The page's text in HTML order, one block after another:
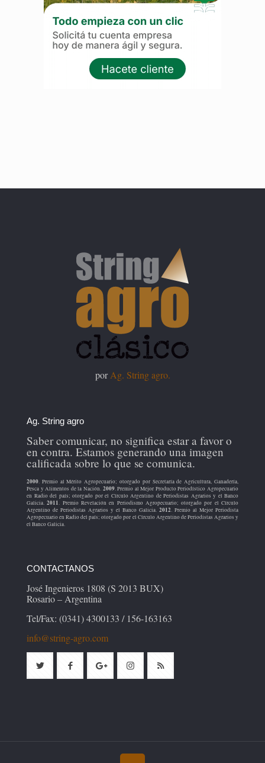
porAg. String agro.
Ag. String agro
Saber comunicar, no significa estar a favor o
en contra. Estamos generando una imagen
calificada sobre lo que se comunica.
2000. Premio al Mérito Agropecuario; otorgado por Secretaría de Agricultura, Ganadería,
Pesca y Alimentos de la Nación. 2009. Premio al Mejor Producto Periodístico Agropecuario
en Radio del país; otorgado por el Círculo Argentino de Periodistas Agrarios y el Banco
Galicia.2011. Premio Revelación en Periodismo Agropecuario; otorgado por el Círculo
Argentino de Periodistas Agrarios y el Banco Galicia. 2012. Premio al Mejor Periodista
Agropecuario en Radio del país; otorgado por el Círculo Argentino de Periodistas Agrarios y
el Banco Galicia.
CONTACTANOS
José Ingenieros 1808 (S 2013 BUX)
Rosario – Argentina
Tel/Fax: (0341) 4300133 / 156-163163
info@string-agro.com